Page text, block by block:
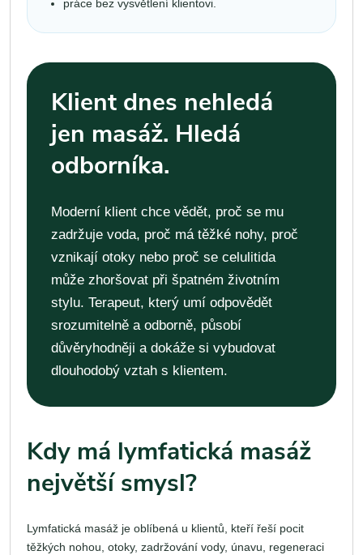
práce bez vysvětlení klientovi.
Klient dnes nehledá
jen masáž. Hledá
odborníka.
Moderní klient chce vědět, proč se mu
zadržuje voda, proč má těžké nohy, proč
vznikají otoky nebo proč se celulitida
může zhoršovat při špatném životním
stylu. Terapeut, který umí odpovědět
srozumitelně a odborně, působí
důvěryhodněji a dokáže si vybudovat
dlouhodobý vztah s klientem.
Kdy má lymfatická masáž
největší smysl?
Lymfatická masáž je oblíbená u klientů, kteří řeší pocit
těžkých nohou, otoky, zadržování vody, únavu, regeneraci